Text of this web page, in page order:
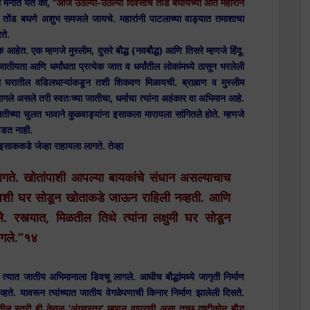
बघणे अशुभ समजले जायचे. महारांनी पाटलाच्या वाड्यात तमाशाचा
आहेत. एक म्हणजे मुस्लीम, दुसरे बौद्ध (नवबौद्ध) आणि तिसरे म्हणजे हिंदू.
आणि धर्मांधता प्रत्येक जात व धर्मांतील लोकांमध्ये ठासून भरलेली
वडिलधाऱ्यांकडून तशी शिकवण मिळायची. ब्राह्मण व मुस्लीम
तरी स्वतःच्या जातीचा, धर्माचा त्यांना अहंकार वा अभिमान आहे.
चुलत भावाने कुळवाड्यांना इसाकला मारायला सांगितले होते. म्हणजे
नाही.
जेव्हा राहायला लागते. तेव्हा
खोतांपाशी आपल्या बायकांचे संधान असल्याचाच
घर सोडून खोताकडे जाऊन राहिली नव्हती. आणि
रस्त्यात, मिळतील तिथे त्यांना लक्षुमी घर सोडून
जातीय अभिमानाला डिवचू लागले. आधीच बौद्धांमध्ये जागृती निर्माण
यावरून त्यांच्यात जातीय वेगळेपणाची किनार निर्माण झालेली दिसते.